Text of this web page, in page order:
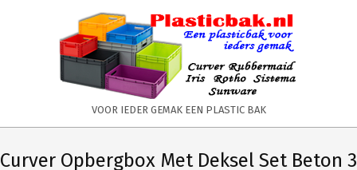
PLASTICBAK.NL
VOOR IEDER GEMAK EEN PLASTIC BAK
Navigation
Navigation
Curver Opbergbox Met Deksel Set Beton 3